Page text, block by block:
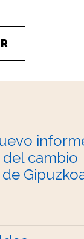
cambio